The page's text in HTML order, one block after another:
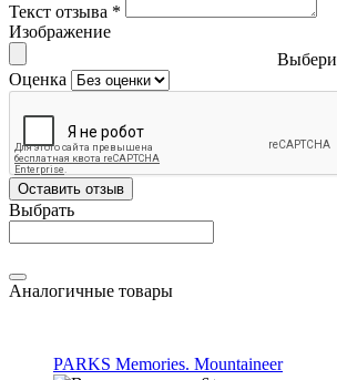
Текст отзыва *
Изображение
Оценка
Оставить отзыв
Выбрать
Аналогичные товары
PARKS Memories. Mountaineer